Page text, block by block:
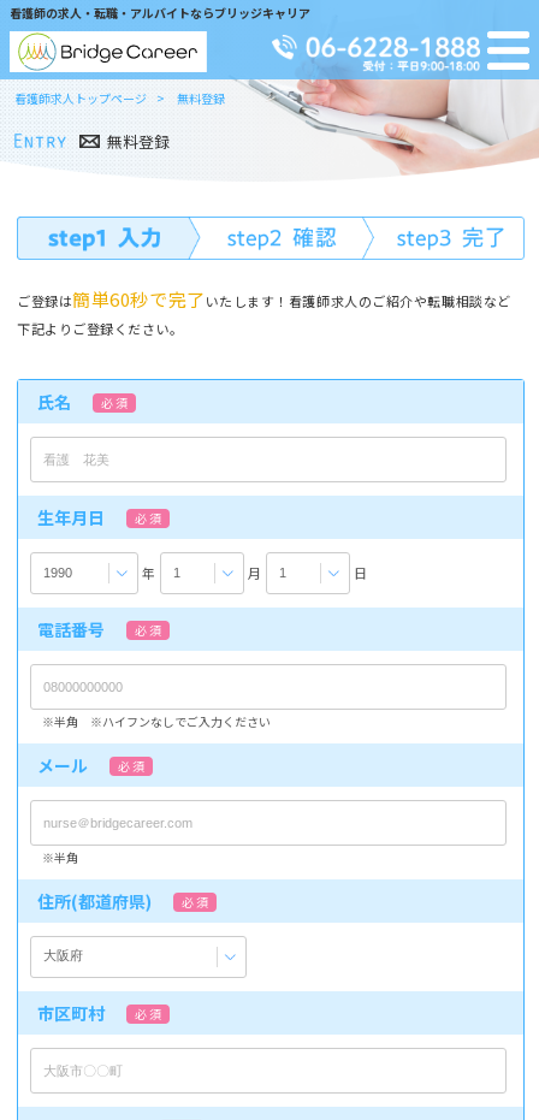
看護師の求人・転職・アルバイトならブリッジキャリア
看護師求人トップページ 無料登録
無料登録
ご登録は簡単60秒で完了いたします！看護師求人のご紹介や転職相談など
下記よりご登録ください。
氏名 必 須
生年月日 必 須
年 月 日
電話番号 必 須
※半角 ※ハイフンなしでご入力ください
メール 必 須
※半角
住所(都道府県) 必 須
市区町村 必 須